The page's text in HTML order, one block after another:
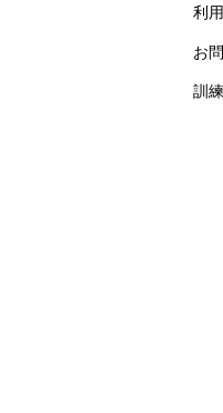
利
お
訓